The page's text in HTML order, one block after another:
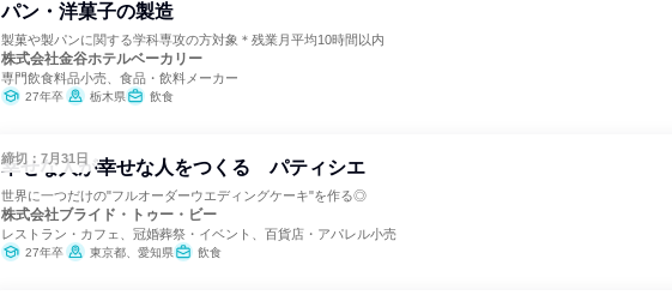
パン・洋菓子の製造
製菓や製パンに関する学科専攻の方対象＊残業月平均10時間以内
株式会社金谷ホテルベーカリー
専門飲食料品小売、食品・飲料メーカー
27年卒 栃木県 飲食
締切：7月31日
幸せな人が幸せな人をつくる パティシエ
世界に一つだけの"フルオーダーウエディングケーキ"を作る◎
株式会社ブライド・トゥー・ビー
レストラン・カフェ、冠婚葬祭・イベント、百貨店・アパレル小売
27年卒 東京都、愛知県 飲食